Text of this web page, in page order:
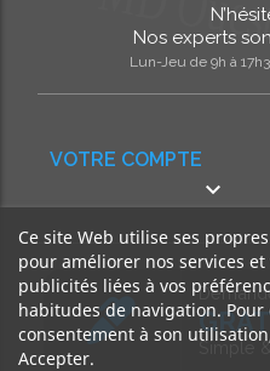
VOTRE COMPTE

Nos experts
Lun-Jeu de 9h à
Simple
Ce site Web utilise ses
pour améliorer nos services
publicités liées à vos
habitudes de navigation.
consentement à son
Accepter.